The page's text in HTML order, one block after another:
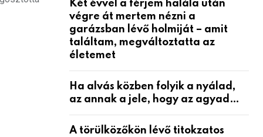
Két évvel a férjem halála után
végre át mertem nézni a
garázsban lévő holmiját – amit
találtam, megváltoztatta az
életemet
Ha alvás közben folyik a nyálad,
az annak a jele, hogy az agyad…
A törülközőkön lévő titokzatos